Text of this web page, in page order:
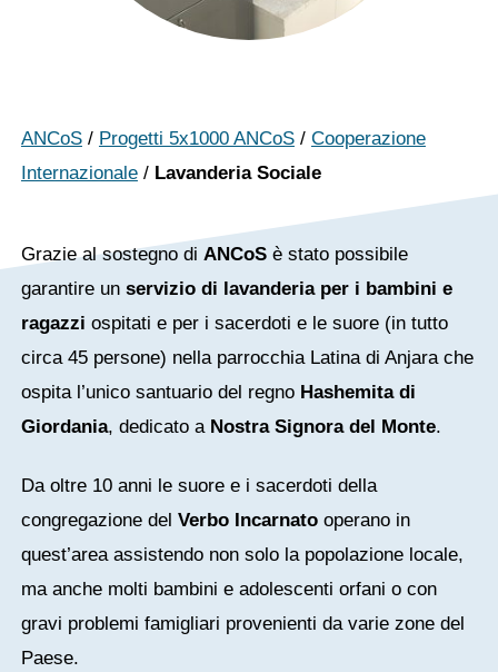
ANCoS/ Progetti 5x1000 ANCoS/ Cooperazione
Internazionale/ Lavanderia Sociale
Grazie al sostegno di ANCoSè stato possibile
garantire un servizio di lavanderia per i bambini e
ragazzi ospitati e per i sacerdoti e le suore (in tutto
circa 45 persone) nella parrocchia Latina di Anjara che
ospita l’unico santuario del regno Hashemita di
Giordania, dedicato a Nostra Signora del Monte.
Da oltre 10 anni le suore e i sacerdoti della
congregazione del Verbo Incarnatooperano in
quest’area assistendo non solo la popolazione locale,
ma anche molti bambini e adolescenti orfani o con
gravi problemi famigliari provenienti da varie zone del
Paese.